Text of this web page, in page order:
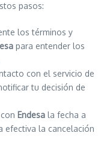
pasos:
los términos y
para entender los
con el servicio de
tu decisión de
Endesa la fecha a
efectiva la cancelación